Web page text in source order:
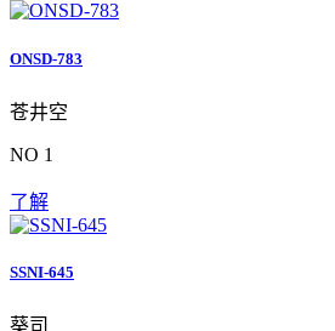
ONSD-783
苍井空
NO 1
了解
SSNI-645
葵司